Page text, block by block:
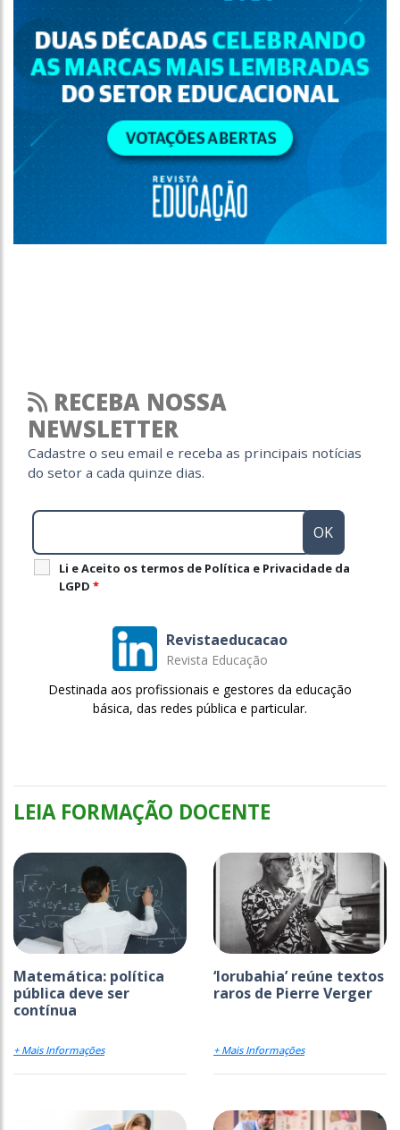
RECEBA NOSSA
NEWSLETTER
Cadastre o seu email e receba as principais notícias
do setor a cada quinze dias.
Li e Aceito os termos de Política e Privacidade da
LGPD *
Revistaeducacao
Revista Educação
Destinada aos profissionais e gestores da educação
básica, das redes pública e particular.
LEIA FORMAÇÃO DOCENTE
Matemática: política
pública deve ser
contínua
+ Mais Informações
‘Iorubahia’ reúne textos
raros de Pierre Verger
+ Mais Informações